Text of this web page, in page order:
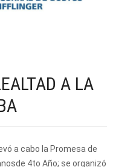
A LA
a cabo la Promesa de
4to Año; se organizó